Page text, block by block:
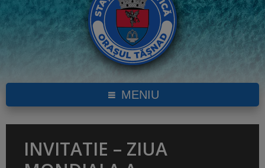
MENIU
INVITATIE – ZIUA